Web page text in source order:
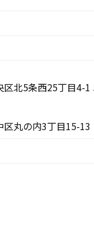
北5条西25丁目4-1
区丸の内3丁目15-